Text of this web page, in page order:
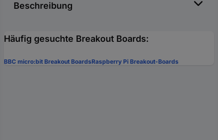
Beschreibung
Häufig gesuchte Breakout Boards:
BBC micro:bit Breakout BoardsRaspberry Pi Breakout-Boards